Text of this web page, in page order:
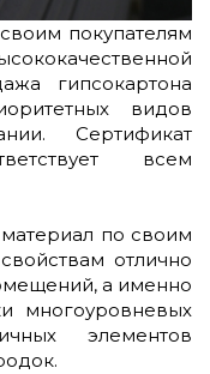
покупателям
гипсокартона
видов
Сертификат
всем
по своим
отлично
а именно
многоуровневых
элементов